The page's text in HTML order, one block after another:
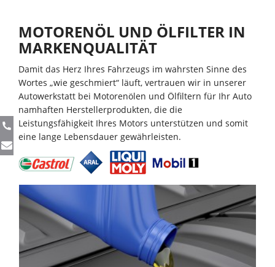
MOTORENÖL UND ÖLFILTER IN
MARKENQUALITÄT
Damit das Herz Ihres Fahrzeugs im wahrsten Sinne des
Wortes „wie geschmiert“ läuft, vertrauen wir in unserer
Autowerkstatt bei Motorenölen und Ölfiltern für Ihr Auto
namhaften Herstellerprodukten, die die
Leistungsfähigkeit Ihres Motors unterstützen und somit
eine lange Lebensdauer gewährleisten.